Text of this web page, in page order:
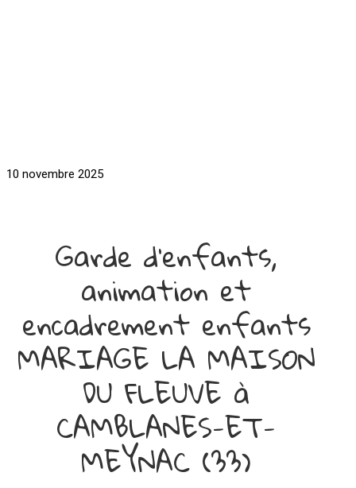
10 novembre 2025
Garde d'enfants,
animation et
encadrement enfants
MARIAGE LA MAISON
DU FLEUVE à
CAMBLANES-ET-
MEYNAC (33)